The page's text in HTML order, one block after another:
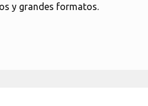
y grandes formatos.